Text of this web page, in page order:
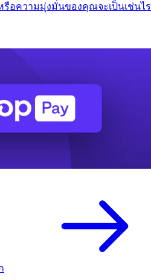
อความมุ่งมั่นของคุณจะเป็นเช่นไร